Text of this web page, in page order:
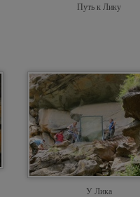
Путь к Лику
У Лика